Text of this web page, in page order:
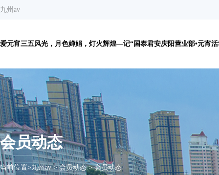
九州av
爱元宵三五风光，月色婵娟，灯火辉煌—记“国泰君安庆阳营业部•元宵
会员动态
当前位置>九州av>会员动态>会员动态